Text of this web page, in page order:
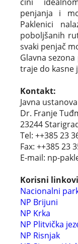
penjanja i
Paklenici
poboljšanih
svaki penjač
Glavna
traje do kasne
Kontakt:
Javna
Dr. Franje
23244
Tel: ++385 23
Fax: ++385 23
E-mail: np-
Korisni
Nacionalni
NP Brijuni
NP Krka
NP Plitvička
NP Risnjak